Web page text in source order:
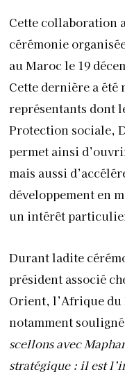
Cette collaboration
cérémonie
au Maroc le 19
Cette dernière a été
représentants dont
Protection sociale,
permet ainsi
mais aussi
développement en
un intérêt
Durant ladite
président associé
Orient, l’Afrique
notamment souligné
scellons avec
stratégique : il est